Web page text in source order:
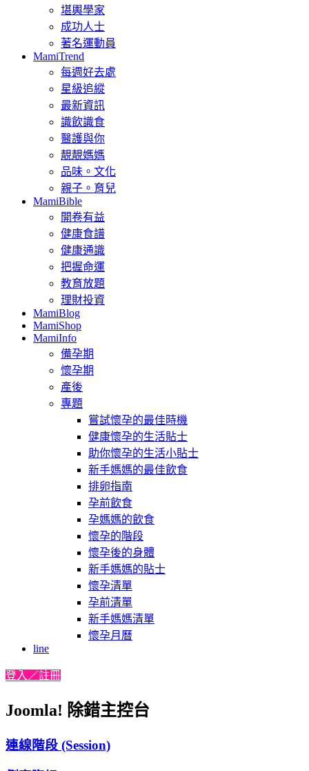
堪輿學家
成功人士
著名運動員
MamiTrend
每週好去處
星級追縱
最新資訊
識飲識食
醫護與你
靚靚媽媽
品味。文化
親子。育兒
MamiBible
開卷有益
健康食譜
健康通識
把握命運
教育放題
理財投資
MamiBlog
MamiShop
MamiInfo
備孕期
懷孕期
產後
專題
嘗試懷孕的最佳時機
健康懷孕的生活貼士
助你懷孕的生活小貼士
新手媽媽的最佳飲食
排卵指南
孕前飲食
孕媽媽的飲食
懷孕的階段
懷孕後的身體
新手媽媽的貼士
懷孕清單
孕前清單
新手媽媽清單
懷孕月曆
line
登入／註冊
Joomla! 除錯主控台
連線階段 (Session)